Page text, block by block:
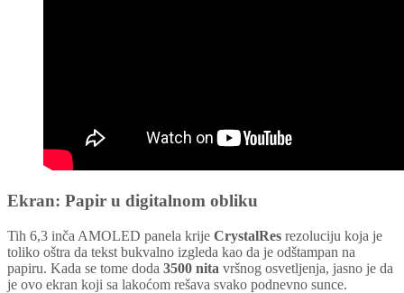
Ekran: Papir u digitalnom obliku
Tih 6,3 inča AMOLED panela krije CrystalRes rezoluciju koja je
toliko oštra da tekst bukvalno izgleda kao da je odštampan na
papiru. Kada se tome doda 3500 nita vršnog osvetljenja, jasno je da
je ovo ekran koji sa lakoćom rešava svako podnevno sunce.